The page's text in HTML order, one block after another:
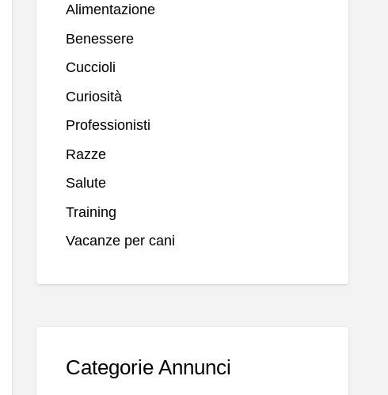
Alimentazione
Benessere
Cuccioli
Curiosità
Professionisti
Razze
Salute
Training
Vacanze per cani
Categorie Annunci